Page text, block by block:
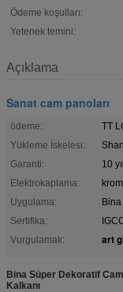
Ödeme koşulları:
Yetenek temini:
Açıklama
Sanat cam panoları
ödeme:
TT
Yükleme İskelesi:
Garanti:
10
Elektrokaplama:
Uygulama:
Bina
Sertifika:
Vurgulamak:
art
Bina Süper Dekoratif
Kalkanı